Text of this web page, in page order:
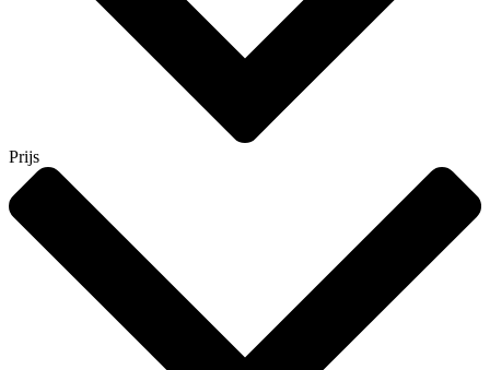
Prijs